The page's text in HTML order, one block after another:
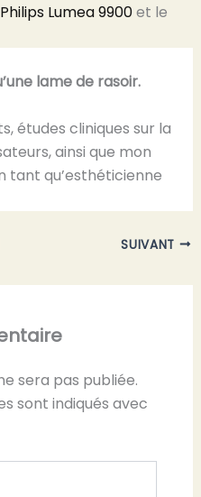
Philips Lumea 9900et le
lame de rasoir.
études cliniques sur la
ainsi que mon
tant qu’esthéticienne
SUIVANT
sera pas publiée.
sont indiqués avec